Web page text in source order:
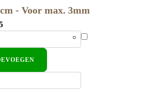
- Voor max. 3mm